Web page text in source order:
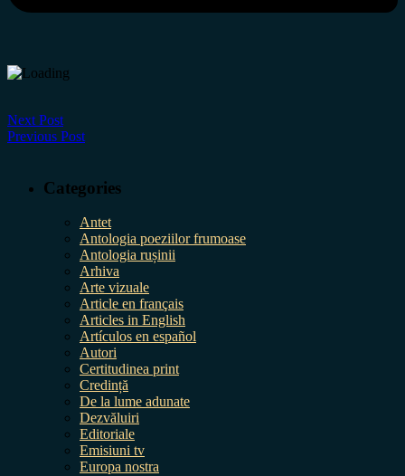
Next Post
Previous Post
Categories
Antet
Antologia poeziilor frumoase
Antologia rușinii
Arhiva
Arte vizuale
Article en français
Articles in English
Artículos en español
Autori
Certitudinea print
Credință
De la lume adunate
Dezvăluiri
Editoriale
Emisiuni tv
Europa nostra